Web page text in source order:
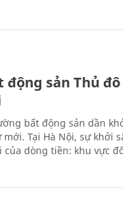
sản Thủ
bất động sản dần
Tại Hà Nội, sự khởi
dòng tiền: khu vực